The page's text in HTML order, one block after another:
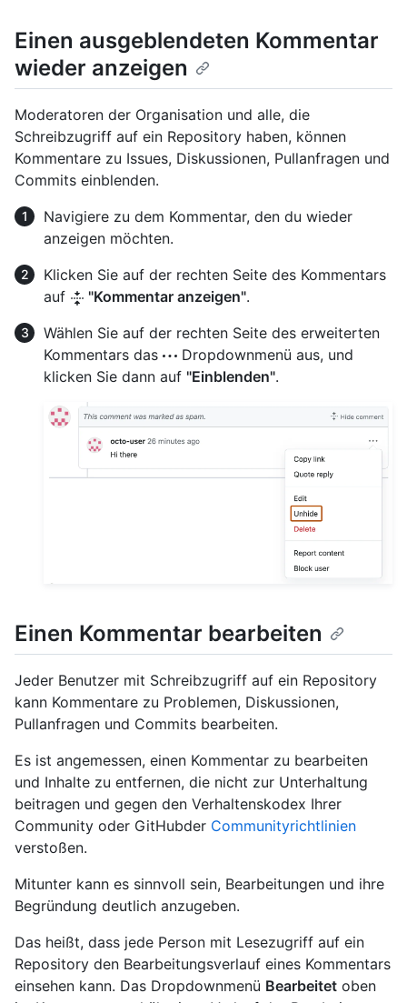
Einen ausgeblendeten Kommentar
wieder anzeigen
Moderatoren der Organisation und alle, die
Schreibzugriff auf ein Repository haben, können
Kommentare zu Issues, Diskussionen, Pullanfragen und
Commits einblenden.
Navigiere zu dem Kommentar, den du wieder
anzeigen möchten.
Klicken Sie auf der rechten Seite des Kommentars
auf
"Kommentar anzeigen".
Wählen Sie auf der rechten Seite des erweiterten
Kommentars das
Dropdownmenü aus, und
klicken Sie dann auf "Einblenden".
Einen Kommentar bearbeiten
Jeder Benutzer mit Schreibzugriff auf ein Repository
kann Kommentare zu Problemen, Diskussionen,
Pullanfragen und Commits bearbeiten.
Es ist angemessen, einen Kommentar zu bearbeiten
und Inhalte zu entfernen, die nicht zur Unterhaltung
beitragen und gegen den Verhaltenskodex Ihrer
Community oder GitHubder Communityrichtlinien
verstoßen.
Mitunter kann es sinnvoll sein, Bearbeitungen und ihre
Begründung deutlich anzugeben.
Das heißt, dass jede Person mit Lesezugriff auf ein
Repository den Bearbeitungsverlauf eines Kommentars
einsehen kann. Das Dropdownmenü Bearbeitet oben